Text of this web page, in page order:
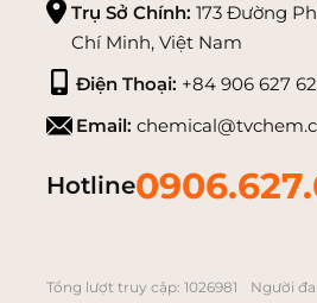
Trụ Sở Chính: 173 Đường
Chí Minh, Việt Nam
Điện Thoại: +84 906 627
Email:
Hotline
Tổng lượt truy cập: 1026981 Người